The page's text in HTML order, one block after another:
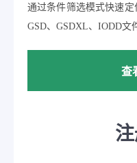
通过条件筛选模式快速
GSD、GSDXL、IODD文
查